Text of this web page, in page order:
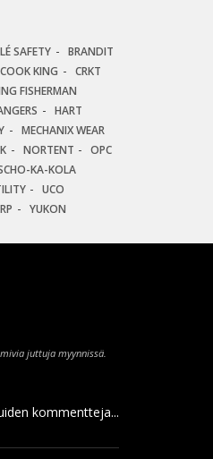
SAFETY
BRANDIT
COOK KING
CRKT
FISHERMAN
HART
MECHANIX WEAR
NORTENT
OPC
KA-KOLA
UCO
YUKON
juttuja myynnissä.
kommentteja...